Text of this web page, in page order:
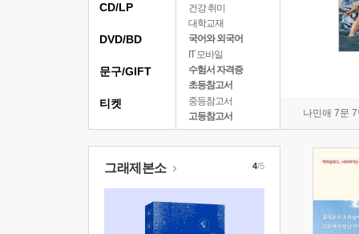
건강 취미
대학교재
국어와 외국어
IT 모바일
수험서 자격증
초등참고서
중등참고서
고등참고서
나민애 7문
CD/LP
DVD/BD
문구/GIFT
티켓
그래제본소 4/5